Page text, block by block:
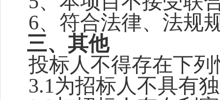
6、符合法律、法规
三、其他
投标人不得存在下
3.1为招标人不具有